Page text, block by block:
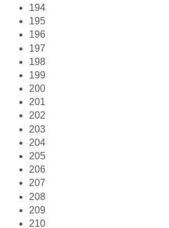
194
195
196
197
198
199
200
201
202
203
204
205
206
207
208
209
210